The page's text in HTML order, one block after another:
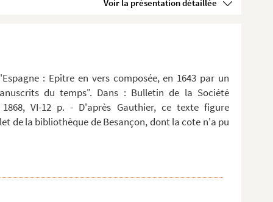
Voir la présentation détaillée
: Epître en vers composée, en 1643 par un
du temps". Dans : Bulletin de la Société
VI-12 p. - D'après Gauthier, ce texte figure
de la bibliothèque de Besançon, dont la cote n'a pu